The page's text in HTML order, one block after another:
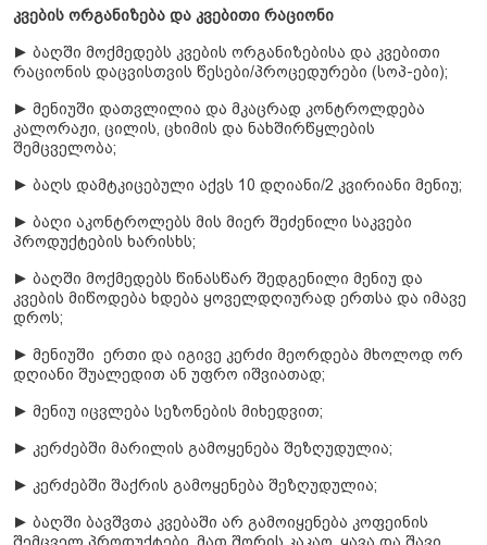
კვების ორგანიზება და კვებითი რაციონი
► ბაღში მოქმედებს კვების ორგანიზებისა და კვებითი
რაციონის დაცვისთვის წესები/პროცედურები (სოპ-ები);
► მენიუში დათვლილია და მკაცრად კონტროლდება
კალორაჟი, ცილის, ცხიმის და ნახშირწყლების
შემცველობა;
► ბაღს დამტკიცებული აქვს 10 დღიანი/2 კვირიანი მენიუ;
► ბაღი აკონტროლებს მის მიერ შეძენილი საკვები
პროდუქტების ხარისხს;
► ბაღში მოქმედებს წინასწარ შედგენილი მენიუ და
კვების მიწოდება ხდება ყოველდღიურად ერთსა და იმავე
დროს;
► მენიუში ერთი და იგივე კერძი მეორდება მხოლოდ ორ
დღიანი შუალედით ან უფრო იშვიათად;
► მენიუ იცვლება სეზონების მიხედვით;
► კერძებში მარილის გამოყენება შეზღუდულია;
► კერძებში შაქრის გამოყენება შეზღუდულია;
► ბაღში ბავშვთა კვებაში არ გამოიყენება კოფეინის